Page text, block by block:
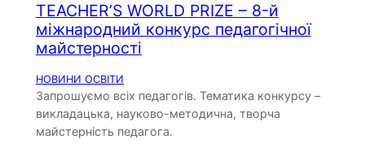
TEACHER’S WORLD PRIZE – 8-й
міжнародний конкурс педагогічної
майстерності
НОВИНИ ОСВІТИ
Запрошуємо всіх педагогів. Тематика конкурсу –
викладацька, науково-методична, творча
майстерність педагога.